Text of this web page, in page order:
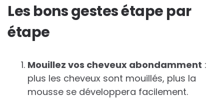
Les bons gestes étape par
étape
Mouillez vos cheveux abondamment :
plus les cheveux sont mouillés, plus la
mousse se développera facilement.